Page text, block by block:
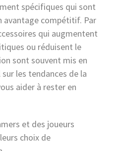
spécifiques qui sont
avantage compétitif. Par
qui augmentent
ou réduisent le
sont souvent mis en
les tendances de la
aider à rester en
et des joueurs
choix de